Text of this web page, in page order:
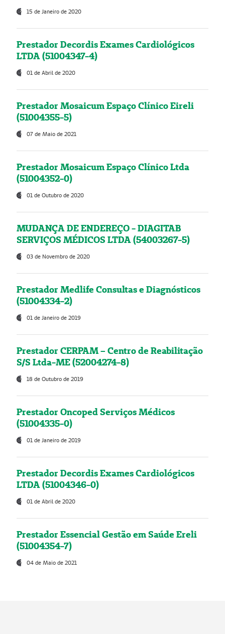
15 de Janeiro de 2020
Prestador Decordis Exames Cardiológicos
LTDA (51004347-4)
01 de Abril de 2020
Prestador Mosaicum Espaço Clínico Eireli
(51004355-5)
07 de Maio de 2021
Prestador Mosaicum Espaço Clínico Ltda
(51004352-0)
01 de Outubro de 2020
MUDANÇA DE ENDEREÇO - DIAGITAB
SERVIÇOS MÉDICOS LTDA (54003267-5)
03 de Novembro de 2020
Prestador Medlife Consultas e Diagnósticos
(51004334-2)
01 de Janeiro de 2019
Prestador CERPAM – Centro de Reabilitação
S/S Ltda-ME (52004274-8)
18 de Outubro de 2019
Prestador Oncoped Serviços Médicos
(51004335-0)
01 de Janeiro de 2019
Prestador Decordis Exames Cardiológicos
LTDA (51004346-0)
01 de Abril de 2020
Prestador Essencial Gestão em Saúde Ereli
(51004354-7)
04 de Maio de 2021